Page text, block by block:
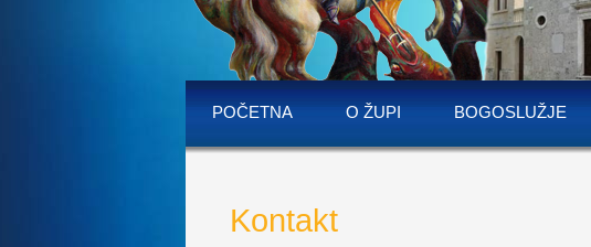
POČETNA O ŽUPI BOGOSLUŽJE
Kontakt